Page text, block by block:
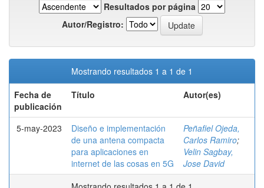
Resultados por página
Autor/Registro:
Mostrando resultados 1 a 1 de 1
Fecha de
publicación
Título Autor(es)
5-may-2023
Diseño e implementación
de una antena compacta
para aplicaciones en
internet de las cosas en 5G
Peñafiel Ojeda,
Carlos Ramiro;
Velin Sagbay,
Jose David